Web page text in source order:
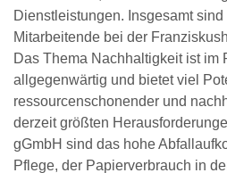
Dienstleistungen. Insgesamt
Mitarbeitende bei der
Das Thema Nachhaltigkeit ist im
allgegenwärtig und bietet viel
ressourcenschonender und
derzeit größten
gGmbH sind das hohe
Pflege, der Papierverbrauch in